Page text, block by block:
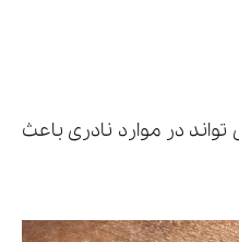
در موارد نادری باعث